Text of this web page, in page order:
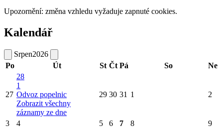
Upozornění: změna vzhledu vyžaduje zapnuté cookies.
Kalendář
Srpen2026
Po
Út St Čt Pá So Ne
27
28
1
Odvoz popelnic
Zobrazit všechny
záznamy ze dne
29 30 31 1 2
3 4 5 6 7 8 9